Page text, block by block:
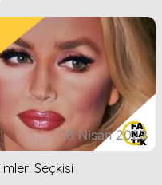
18 Nisan 2023
Seçkisi